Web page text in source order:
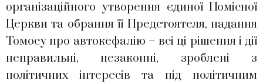
організаційного утворення єдиної Помісної
Церкви та обрання її Предстоятеля, надання
Томосу про автокефалію – всі ці рішення і дії
неправильні, незаконні, зроблені з
політичних інтересів та під політичним